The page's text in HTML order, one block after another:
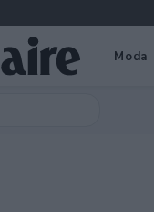
Moda